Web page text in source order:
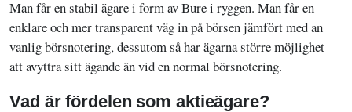
Man får en stabil ägare i form av Bure i ryggen. Man får en
enklare och mer transparent väg in på börsen jämfört med an
vanlig börsnotering, dessutom så har ägarna större möjlighet
att avyttra sitt ägande än vid en normal börsnotering.
Vad är fördelen som aktieägare?